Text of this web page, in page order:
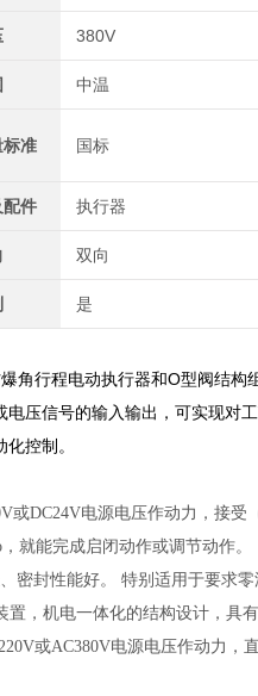
380V
中温
标准 国标
配件 执行器
双向
是
角行程电动执行器和O型阀结构
压信号的输入输出，可实现对
控制。
DC24V电源电压作动力，接受
就能完成启闭动作或调节动作。
密封性能好。 特别适用于要求零
置，机电一体化的结构设计，具
或AC380V电源电压作动力，